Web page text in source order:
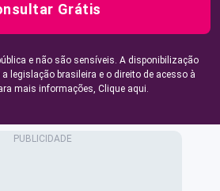
Grátis
e não são sensíveis. A disponibilização
legislação brasileira e o direito de acesso à
mais informações, Clique aqui.